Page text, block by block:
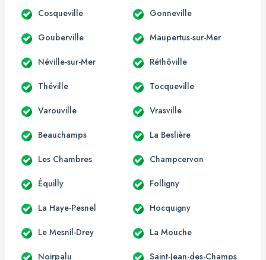
Cosqueville Gonneville
Gouberville Maupertus-sur-Mer
Néville-sur-Mer Réthôville
Théville Tocqueville
Varouville Vrasville
Beauchamps La Beslière
Les Chambres Champcervon
Équilly Folligny
La Haye-Pesnel Hocquigny
Le Mesnil-Drey La Mouche
Noirpalu Saint-Jean-des-Champs